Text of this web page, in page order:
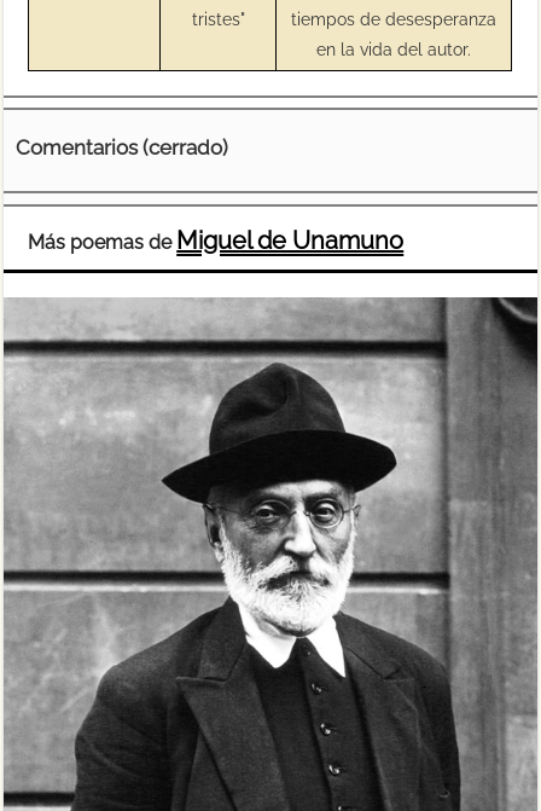
tristes"
tiempos de desesperanza
en la vida del autor.
Comentarios (cerrado)
Más poemas de Miguel de Unamuno